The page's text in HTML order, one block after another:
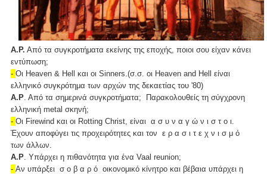
Α.Ρ. Από τα συγκροτήματα εκείνης της εποχής, ποιοι σου είχαν κάνει
εντύπωση;
- Οι Heaven & Hell και οι Sinners.(σ.σ. οι Heaven and Hell είναι
ελληνικό συγκρότημα των αρχών της δεκαετίας του '80)
Α.Ρ . Από τα σημερινά συγκροτήματα; Παρακολουθείς τη σύγχρονη
ελληνική metal σκηνή;
- Οι Firewind και οι Rotting Christ, είναι α σ υ ν α γ ώ ν ι σ τ ο ι.
Έχουν αποφύγει τις προχειρότητες και τον ε ρ α σ ι τ ε χ ν ι σ μ ό
των άλλων.
Α.Ρ . Υπάρχει η πιθανότητα για ένα Vaal reunion;
- Αν υπάρξει σ ο β α ρ ό οικονομικό κίνητρο και βέβαια υπάρχει η